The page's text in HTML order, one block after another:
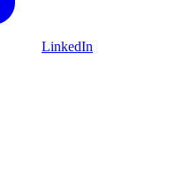
LinkedIn